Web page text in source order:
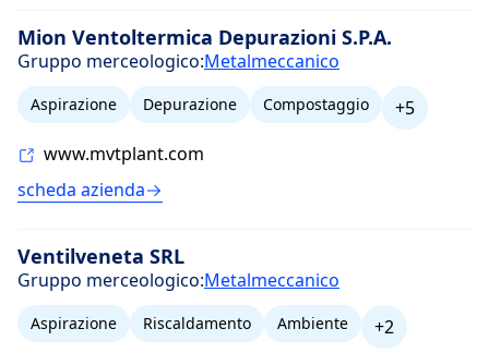
Mion Ventoltermica Depurazioni S.P.A.
Gruppo merceologico:Metalmeccanico
Aspirazione Depurazione Compostaggio
+5
www.mvtplant.com
scheda azienda
Ventilveneta SRL
Gruppo merceologico:Metalmeccanico
Aspirazione Riscaldamento Ambiente
+2